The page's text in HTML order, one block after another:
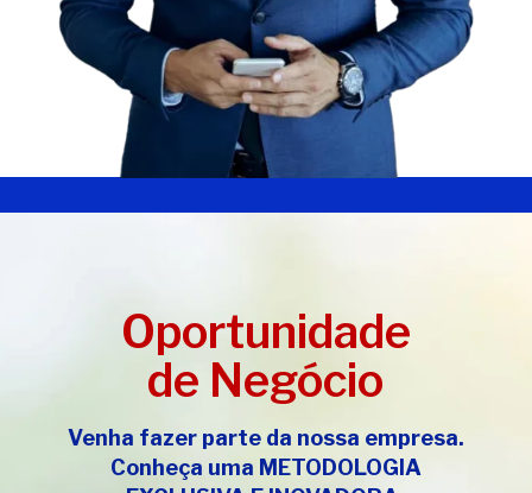
Oportunidade
de Negócio
Venha fazer parte da nossa empresa.
Conheça uma METODOLOGIA